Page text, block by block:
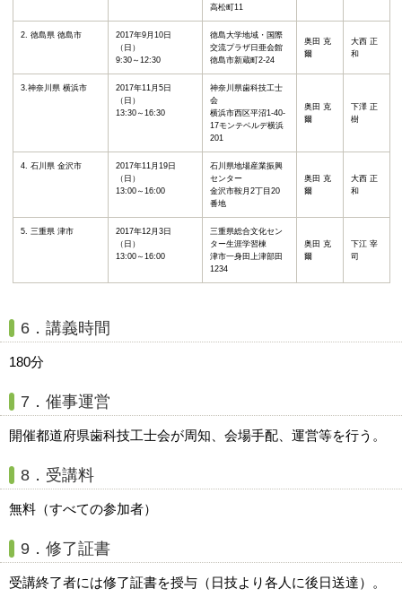
高松町11
2. 徳島県 徳島市
2017年9月10日
（日）
9:30～12:30
徳島大学地域・国際
交流プラザ日亜会館
徳島市新蔵町2-24
奥田 克
爾
大西 正
和
3.神奈川県 横浜市
2017年11月5日
（日）
13:30～16:30
神奈川県歯科技工士
会
横浜市西区平沼1-40-
17モンテベルデ横浜
201
奥田 克
爾
下澤 正
樹
4. 石川県 金沢市
2017年11月19日
（日）
13:00～16:00
石川県地場産業振興
センター
金沢市鞍月2丁目20
番地
奥田 克
爾
大西 正
和
5. 三重県 津市
2017年12月3日
（日）
13:00～16:00
三重県総合文化セン
ター生涯学習棟
津市一身田上津部田
1234
奥田 克
爾
下江 宰
司
6．講義時間
180分
7．催事運営
開催都道府県歯科技工士会が周知、会場手配、運営等を行う。
8．受講料
無料（すべての参加者）
9．修了証書
受講終了者には修了証書を授与（日技より各人に後日送達）。